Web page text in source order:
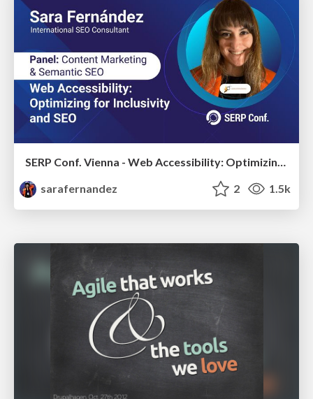
sarafernandez
2 1.5k